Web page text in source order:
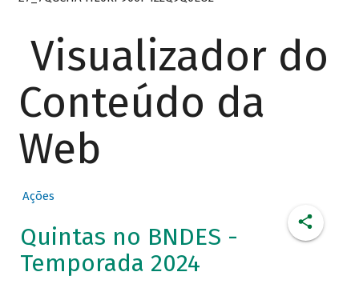
Visualizador do
Conteúdo da
Web
Ações
Quintas no BNDES -
Temporada 2024